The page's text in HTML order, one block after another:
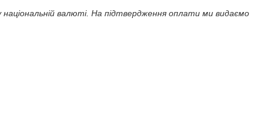
валюті. На підтвердження оплати ми видаємо